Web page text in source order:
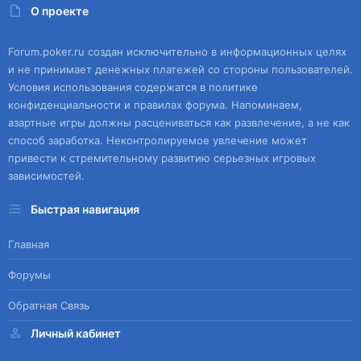
О проекте
Forum.poker.ru создан исключительно в информационных целях
и не принимает денежных платежей со стороны пользователей.
Условия использования содержатся в политике
конфиденциальности и правилах форума. Напоминаем,
азартные игры должны расцениваться как развлечение, а не как
способ заработка. Неконтролируемое увлечение может
привести к стремительному развитию серьезных игровых
зависимостей.
Быстрая навигация
Главная
Форумы
Обратная Связь
Личный кабинет